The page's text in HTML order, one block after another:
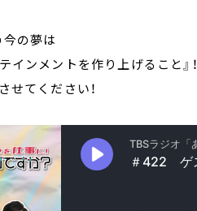
の夢は
インメントを作り上げること』！
せてください！